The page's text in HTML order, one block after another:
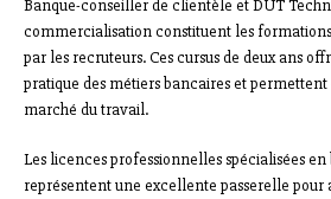
Banque-conseiller de clientèle et DUT
commercialisation constituent les
par les recruteurs. Ces cursus de deux ans
pratique des métiers bancaires et
marché du travail.
Les licences professionnelles spécialisées
représentent une excellente passerelle pour